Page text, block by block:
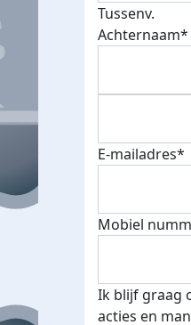
€500 euro
Tussenv.
Achternaam*
E-mailadres*
Mobiel
Ik blijf graag
acties en